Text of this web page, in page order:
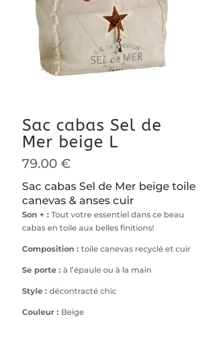
Sac cabas Sel de
Mer beige L
79.00 €
Sac cabas Sel de Mer beige toile
canevas & anses cuir
Son + : Tout votre essentiel dans ce beau
cabas en toile aux belles finitions!
Composition : toile canevas recyclé et cuir
Se porte : à l’épaule ou à la main
Style : décontracté chic
Couleur : Beige